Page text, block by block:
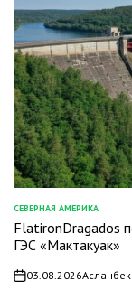
ОПУБЛИКОВАНО
В
СЕВЕРНАЯ АМЕРИКА
FlatironDragados
ГЭС «Мактакуак»
on03.08.2026